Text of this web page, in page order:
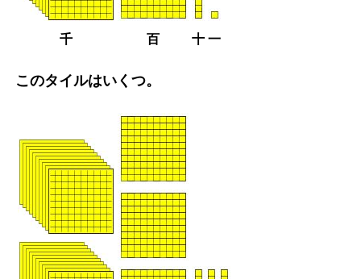
千 百 十 一
このタイルはいくつ。